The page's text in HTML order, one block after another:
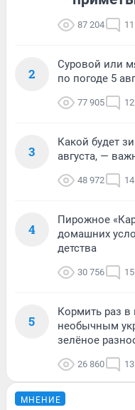
87 204 11
2
Суровой или
по погоде 5
77 905 12
3
Какой будет
августа, —
48 972 14
4
Пирожное
домашних
детства
30 756 15
5
Кормить раз
необычным
зелёное
26 860 13
МНЕНИЕ